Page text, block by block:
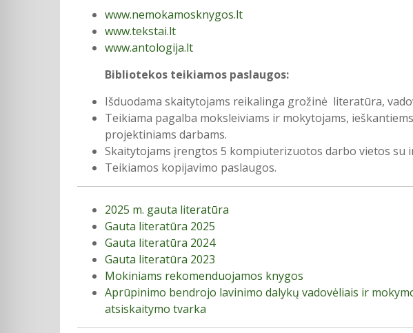
www.nemokamosknygos.lt
www.tekstai.lt
www.antologija.lt
Bibliotekos teikiamos paslaugos:
Išduodama skaitytojams reikalinga grožinė literatūra,
Teikiama pagalba moksleiviams ir mokytojams,
projektiniams darbams.
Skaitytojams įrengtos 5 kompiuterizuotos darbo vietos su
Teikiamos kopijavimo paslaugos.
2025 m. gauta literatūra
Gauta literatūra 2025
Gauta literatūra 2024
Gauta literatūra 2023
Mokiniams rekomenduojamos knygos
Aprūpinimo bendrojo lavinimo dalykų vadovėliais ir
atsiskaitymo tvarka